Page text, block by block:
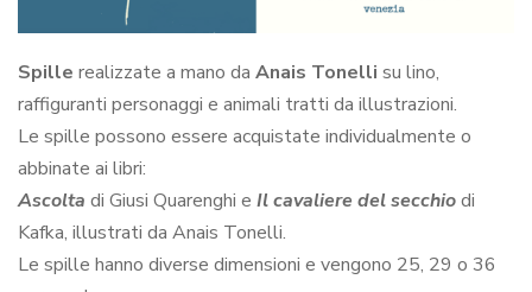
Spille realizzate a mano da Anais Tonelli su lino,
raffiguranti personaggi e animali tratti da illustrazioni.
Le spille possono essere acquistate individualmente o
abbinate ai libri:
Ascolta di Giusi Quarenghi e Il cavaliere del secchiodi
Kafka, illustrati da Anais Tonelli.
Le spille hanno diverse dimensioni e vengono 25, 29 o 36